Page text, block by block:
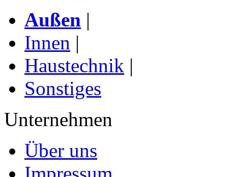
Außen |
Innen |
Haustechnik |
Sonstiges
Unternehmen
Über uns